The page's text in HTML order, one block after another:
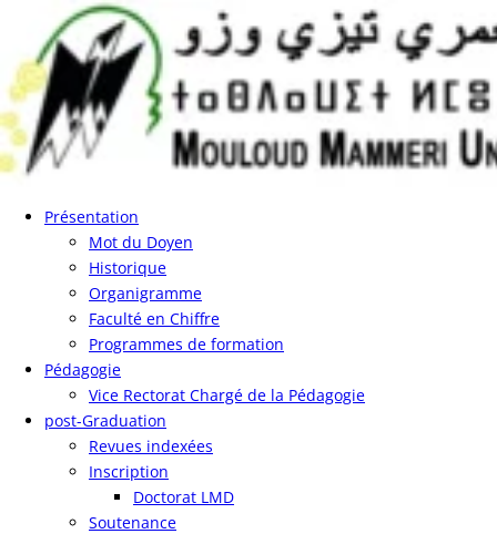
Présentation
Mot du Doyen
Historique
Organigramme
Faculté en Chiffre
Programmes de formation
Pédagogie
Vice Rectorat Chargé de la Pédagogie
post-Graduation
Revues indexées
Inscription
Doctorat LMD
Soutenance